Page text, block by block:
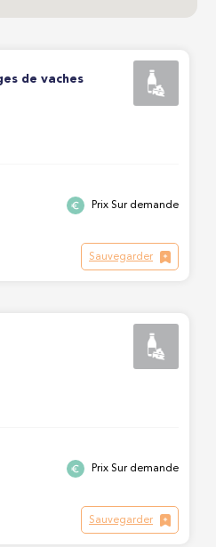
de vaches
Prix Sur demande
Sauvegarder
Prix Sur demande
Sauvegarder